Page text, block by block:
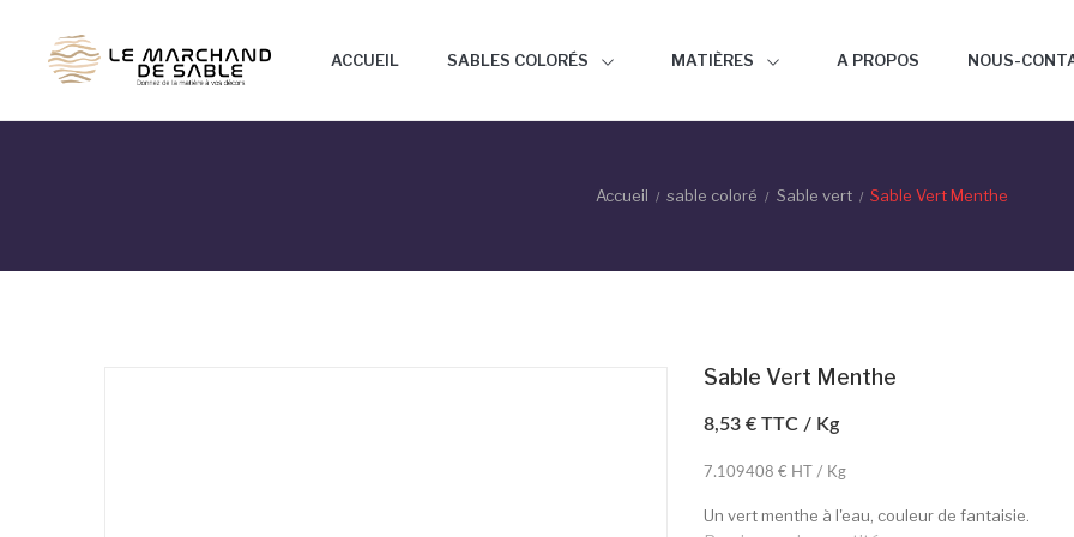
ACCUEIL SABLES COLORÉS MATIÈRES A PROPOS NOUS-
Accueil sable coloré Sable vert Sable Vert Menthe
Sable Vert Menthe
8,53 € TTC / Kg
7.109408 € HT / Kg
Un vert menthe à l'eau, couleur de fantaisie.